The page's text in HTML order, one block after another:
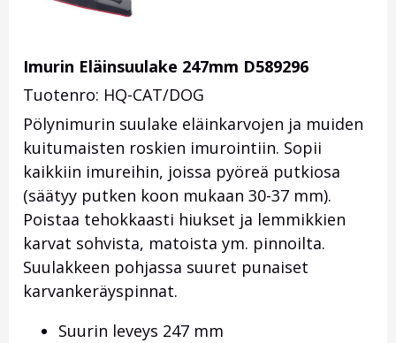
Imurin Eläinsuulake 247mm D589296
Tuotenro: HQ-CAT/DOG
Pölynimurin suulake eläinkarvojen ja muiden
kuitumaisten roskien imurointiin. Sopii
kaikkiin imureihin, joissa pyöreä putkiosa
(säätyy putken koon mukaan 30-37 mm).
Poistaa tehokkaasti hiukset ja lemmikkien
karvat sohvista, matoista ym. pinnoilta.
Suulakkeen pohjassa suuret punaiset
karvankeräyspinnat.
Suurin leveys 247 mm